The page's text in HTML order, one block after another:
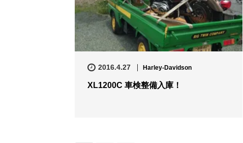
2016.4.27 Harley-Davidson
XL1200C 車検整備入庫！